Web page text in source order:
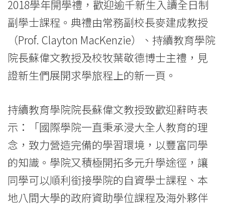
士
新
生
迎
大
學
生
活
2018學年開學禮，歡迎逾千新生入讀全日制
副學士課程。典禮由常務副校長麥建成教授
（Prof. Clayton MacKenzie）、持續教育學院
院長蘇偉文教授及校牧葉敬德博士主禮，見
證新生們展開求學旅程上的新一頁。
持續教育學院院長蘇偉文教授致歡迎辭時表
示：「國際學院一直秉承浸大全人教育的理
念，致力營造完備的學習環境，以豐富同學
的知識。學院又積極開拓多元升學途徑，讓
同學可以順利銜接學院的自資學士課程、本
地八間大學的政府資助學位課程及海外夥伴